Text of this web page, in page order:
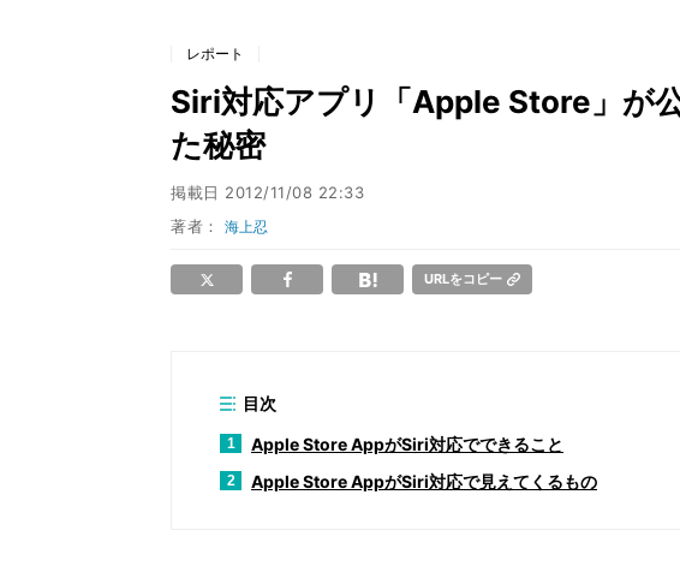
レポート
Siri対応アプリ「Apple Store」が
た秘密
掲載日 2012/11/08 22:33
著者：海上忍
URLをコピー
目次
1 Apple Store AppがSiri対応でできること
2 Apple Store AppがSiri対応で見えてくるもの